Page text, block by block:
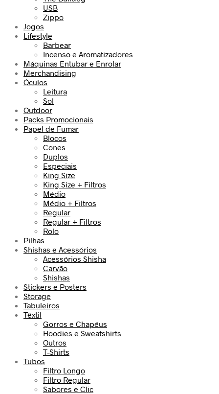
USB
Zippo
Jogos
Lifestyle
Barbear
Incenso e Aromatizadores
Máquinas Entubar e Enrolar
Merchandising
Óculos
Leitura
Sol
Outdoor
Packs Promocionais
Papel de Fumar
Blocos
Cones
Duplos
Especiais
King Size
King Size + Filtros
Médio
Médio + Filtros
Regular
Regular + Filtros
Rolo
Pilhas
Shishas e Acessórios
Acessórios Shisha
Carvão
Shishas
Stickers e Posters
Storage
Tabuleiros
Têxtil
Gorros e Chapéus
Hoodies e Sweatshirts
Outros
T-Shirts
Tubos
Filtro Longo
Filtro Regular
Sabores e Clic